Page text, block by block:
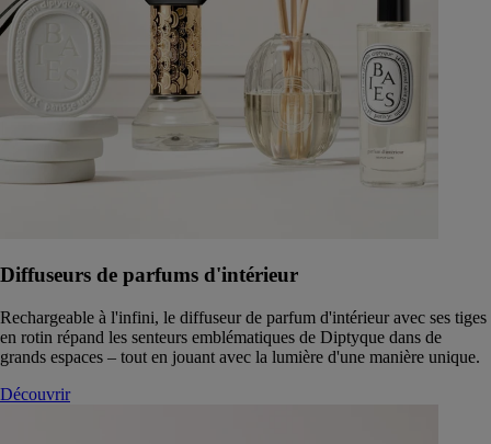
Diffuseurs de parfums d'intérieur
Rechargeable à l'infini, le diffuseur de parfum d'intérieur avec ses tiges
en rotin répand les senteurs emblématiques de Diptyque dans de
grands espaces – tout en jouant avec la lumière d'une manière unique.
Découvrir